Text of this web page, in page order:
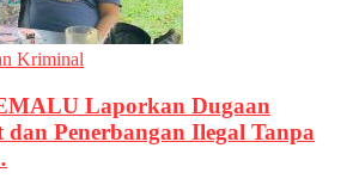
Kriminal
Laporkan Dugaan
Penerbangan Ilegal Tanpa